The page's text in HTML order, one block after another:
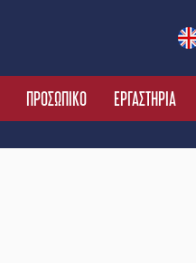
ΠΡΟΣΩΠΙΚΟ ΕΡΓΑΣΤΗΡΙΑ